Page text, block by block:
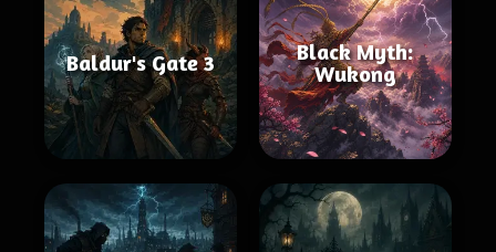
Baldur's Gate 3
Black Myth:
Wukong